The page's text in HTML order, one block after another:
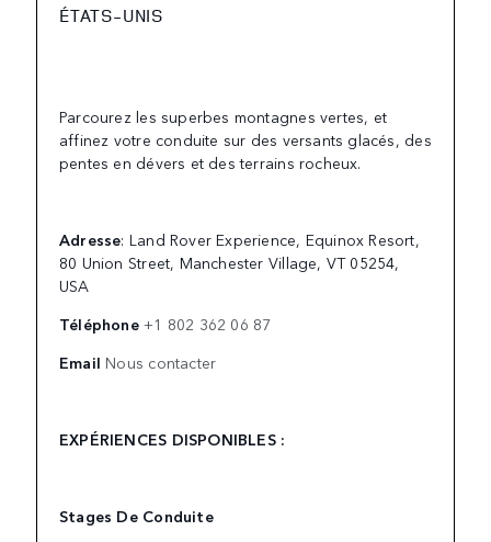
ÉTATS-UNIS
Parcourez les superbes montagnes vertes, et
affinez votre conduite sur des versants glacés, des
pentes en dévers et des terrains rocheux.
Adresse: Land Rover Experience, Equinox Resort,
80 Union Street, Manchester Village, VT 05254,
USA
Téléphone+1 802 362 06 87
Email Nous contacter
EXPÉRIENCES DISPONIBLES :
Stages De Conduite